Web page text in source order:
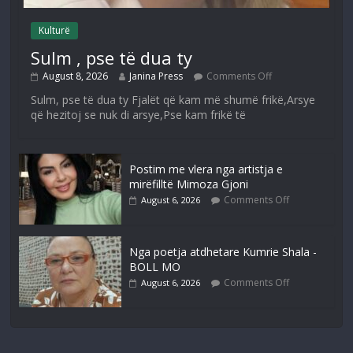
Kulturë
Sulm , pse të dua ty
August 8, 2026 Janina Press Comments Off
Sulm, pse të dua ty Fjalët që kam më shumë frikë,Arsye
që hezitoj se nuk di arsye,Pse kam frikë të
Postim me vlera nga artistja e
mirëfilltë Mimoza Gjoni
August 6, 2026 Comments Off
Nga poetja atdhetare Kumrie Shala -
BOLL MO
August 6, 2026 Comments Off